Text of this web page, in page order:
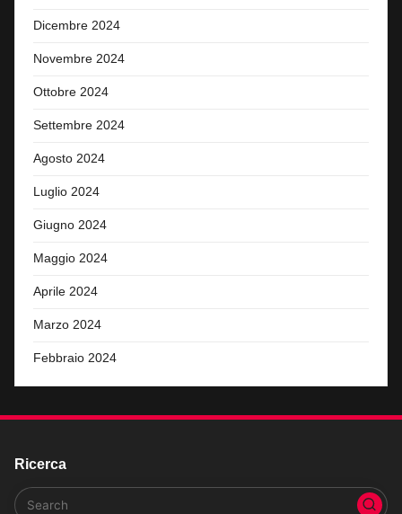
Dicembre 2024
Novembre 2024
Ottobre 2024
Settembre 2024
Agosto 2024
Luglio 2024
Giugno 2024
Maggio 2024
Aprile 2024
Marzo 2024
Febbraio 2024
Ricerca